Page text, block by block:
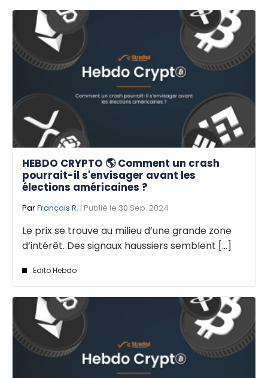
HEBDO CRYPTO 🌎 Comment un crash
pourrait-il s'envisager avant les
élections américaines ?
ParFrançois R. | Publié le 30 Sep. 2024
Le prix se trouve au milieu d’une grande zone
d’intérêt. Des signaux haussiers semblent [...]
Edito Hebdo